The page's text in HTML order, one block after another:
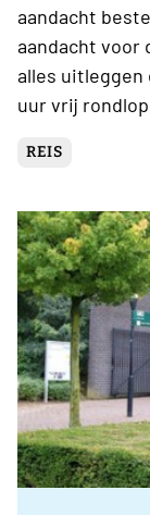
aandacht
aandacht voor
alles uitleggen
uur vrij
REIS